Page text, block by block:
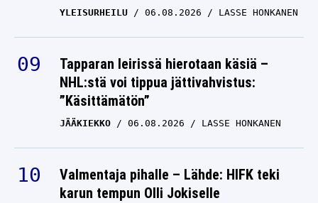
YLEISURHEILU 06.08.2026 LASSE HONKANEN
Tapparan leirissä hierotaan käsiä –
NHL:stä voi tippua jättivahvistus:
”Käsittämätön”
JÄÄKIEKKO 06.08.2026 LASSE HONKANEN
Valmentaja pihalle – Lähde: HIFK teki
karun tempun Olli Jokiselle